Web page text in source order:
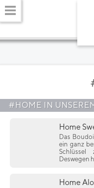
#HOME IN
Home
Das
ein ganz
Deswegen
Home